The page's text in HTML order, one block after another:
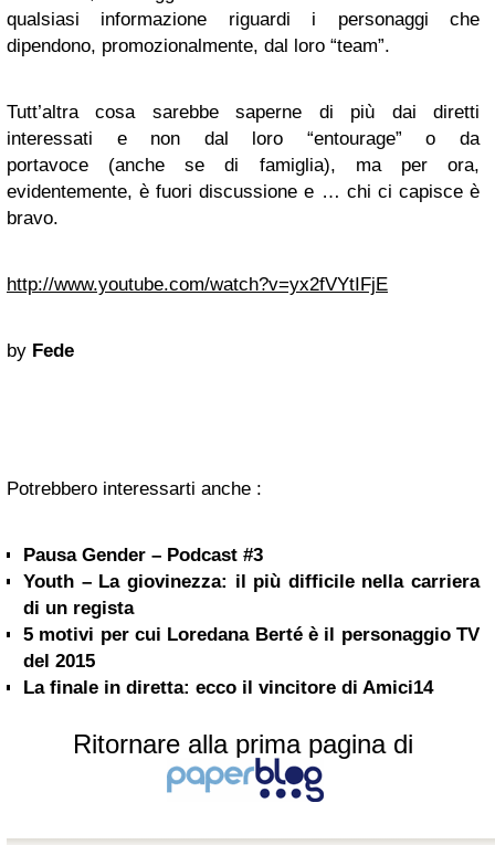
qualsiasi informazione riguardi i personaggi che
dipendono, promozionalmente, dal loro “team”.
Tutt’altra cosa sarebbe saperne di più dai diretti
interessati e non dal loro “entourage” o da
portavoce (anche se di famiglia), ma per ora,
evidentemente, è fuori discussione e … chi ci capisce è
bravo.
http://www.youtube.com/watch?v=yx2fVYtIFjE
by Fede
Potrebbero interessarti anche :
Pausa Gender – Podcast #3
Youth – La giovinezza: il più difficile nella carriera
di un regista
5 motivi per cui Loredana Berté è il personaggio TV
del 2015
La finale in diretta: ecco il vincitore di Amici14
Ritornare alla prima pagina di